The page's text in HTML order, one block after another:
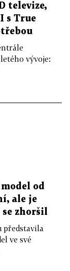
televize,
s True
vývoje:
od
ale je
zhoršil
představila
ve své